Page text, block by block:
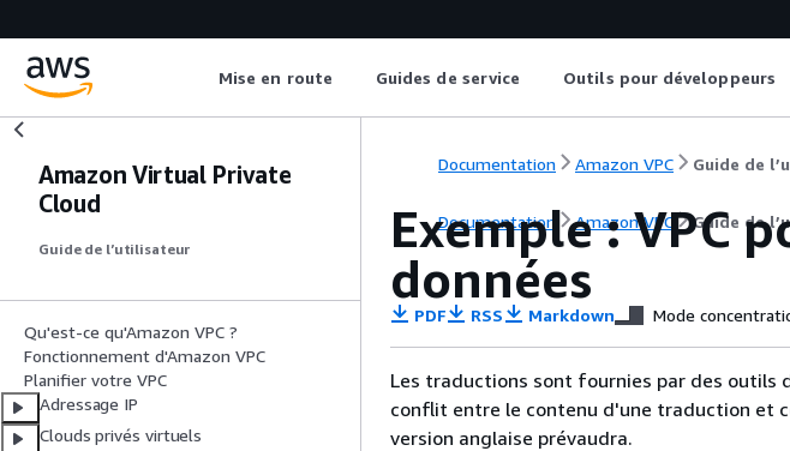
Mise en route Guides de service Outils pour développeurs
Amazon Virtual Private
Cloud
Guide de l’utilisateur
Qu'est-ce qu'Amazon VPC ?
Fonctionnement d'Amazon VPC
Planifier votre VPC
Adressage IP
Clouds privés virtuels
Documentation Amazon VPC Guide de
Documentation Amazon VPC Guide de
Exemple : VPC
données
PDF RSS Markdown Mode
Les traductions sont fournies par des outils
conflit entre le contenu d'une traduction et
version anglaise prévaudra.